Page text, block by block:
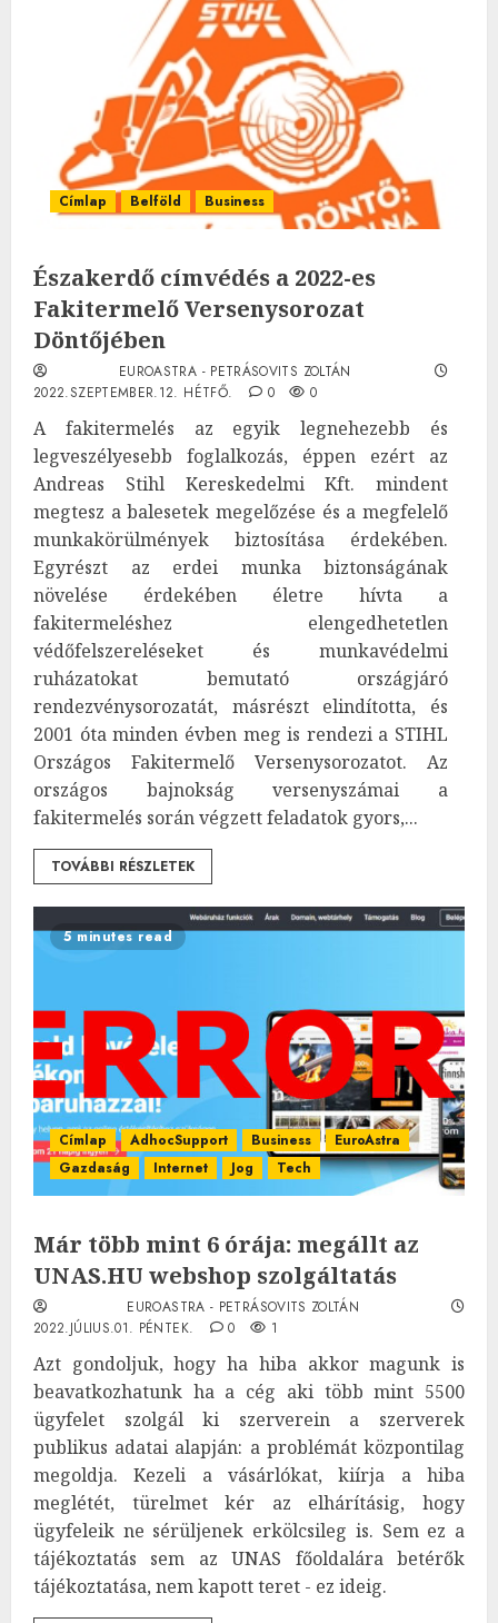
Címlap Belföld Business
Északerdő címvédés a 2022-es
Fakitermelő Versenysorozat
Döntőjében
EUROASTRA - PETRÁSOVITS ZOLTÁN
2022.SZEPTEMBER.12. HÉTFŐ.
0 0
A fakitermelés az egyik legnehezebb és
legveszélyesebb foglalkozás, éppen ezért az
Andreas Stihl Kereskedelmi Kft. mindent
megtesz a balesetek megelőzése és a megfelelő
munkakörülmények biztosítása érdekében.
Egyrészt az erdei munka biztonságának
növelése érdekében életre hívta a
fakitermeléshez elengedhetetlen
védőfelszereléseket és munkavédelmi
ruházatokat bemutató országjáró
rendezvénysorozatát, másrészt elindította, és
2001 óta minden évben meg is rendezi a STIHL
Országos Fakitermelő Versenysorozatot. Az
országos bajnokság versenyszámai a
fakitermelés során végzett feladatok gyors,...
TOVÁBBI RÉSZLETEK
5 minutes read
Címlap AdhocSupport Business
EuroAstra
Gazdaság
Internet Jog Tech
Már több mint 6 órája: megállt az
UNAS.HU webshop szolgáltatás
EUROASTRA - PETRÁSOVITS ZOLTÁN
2022.JÚLIUS.01. PÉNTEK.
0 1
Azt gondoljuk, hogy ha hiba akkor magunk is
beavatkozhatunk ha a cég aki több mint 5500
ügyfelet szolgál ki szerverein a szerverek
publikus adatai alapján: a problémát központilag
megoldja. Kezeli a vásárlókat, kiírja a hiba
meglétét, türelmet kér az elhárításig, hogy
ügyfeleik ne sérüljenek erkölcsileg is. Sem ez a
tájékoztatás sem az UNAS főoldalára betérők
tájékoztatása, nem kapott teret - ez ideig.